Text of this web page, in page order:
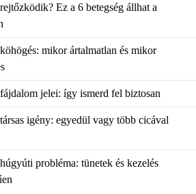
Ez a 6 betegség állhat a
mikor ártalmatlan és mikor
jelei: így ismerd fel biztosan
igény: egyedül vagy több cicával
probléma: tünetek és kezelés